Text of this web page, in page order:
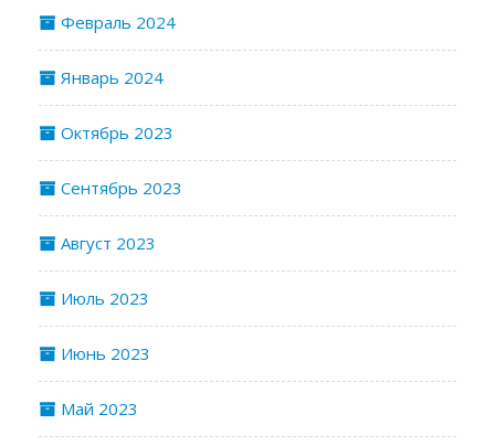
Февраль 2024
Январь 2024
Октябрь 2023
Сентябрь 2023
Август 2023
Июль 2023
Июнь 2023
Май 2023